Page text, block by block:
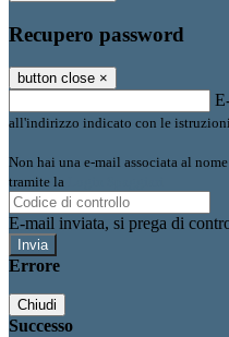
Recupero password
button close ×
all'indirizzo indicato con le istruzioni
Non hai una e-mail associata al
tramite la
E-mail inviata, si prega di
Errore
Chiudi
Successo